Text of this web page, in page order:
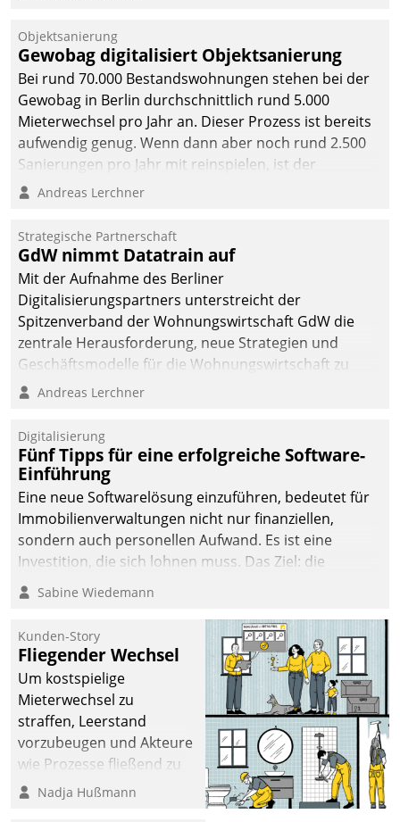
Objektsanierung
Gewobag digitalisiert Objektsanierung
Bei rund 70.000 Bestandswohnungen stehen bei der
Gewobag in Berlin durchschnittlich rund 5.000
Mieterwechsel pro Jahr an. Dieser Prozess ist bereits
aufwendig genug. Wenn dann aber noch rund 2.500
Sanierungen pro Jahr mit reinspielen, ist der
Betreuungs- und Organisationsaufwand immens. Im
kommunale Wohnungsbauunternehmen daher
gemeinsam mit der Berliner Datatrain GmbH den
Teilprozess der Objektsanierung digitalisiert.
Andreas Lerchner
Strategische Partnerschaft
GdW nimmt Datatrain auf
Mit der Aufnahme des Berliner
Digitalisierungspartners unterstreicht der
Spitzenverband der Wohnungswirtschaft GdW die
zentrale Herausforderung, neue Strategien und
Geschäftsmodelle für die Wohnungswirtschaft zu
entwickeln.
Andreas Lerchner
Digitalisierung
Fünf Tipps für eine erfolgreiche Software-
Einführung
Eine neue Softwarelösung einzuführen, bedeutet für
Immobilienverwaltungen nicht nur finanziellen,
sondern auch personellen Aufwand. Es ist eine
Investition, die sich lohnen muss. Das Ziel: die
nachhaltige Optimierung der Geschäftsabläufe. Damit
dieses Ziel erreicht wird, sollten einige Grundregeln
Sabine Wiedemann
Kunden-Story
Fliegender Wechsel
Um kostspielige
Mieterwechsel zu
straffen, Leerstand
vorzubeugen und Akteure
wie Prozesse fließend zu
vernetzen, nutzt die
Nadja Hußmann